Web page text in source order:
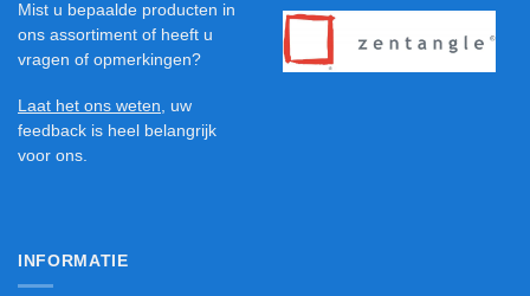
Mist u bepaalde producten in
ons assortiment of heeft u
vragen of opmerkingen?
Laat het ons weten , uw
feedback is heel belangrijk
voor ons.
INFORMATIE